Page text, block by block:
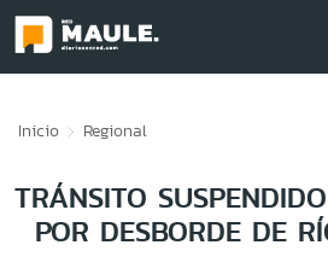
Inicio Regional
TRÁNSITO
POR DESBORDE DE